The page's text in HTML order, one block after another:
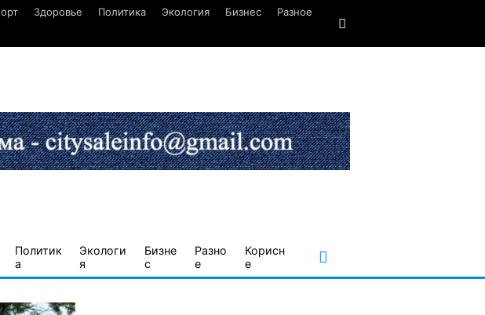
Здоровье Политика Экология Бизнес
Разное
Политик
а
Экологи
я
Бизне
с
Разно
е
Корисн
е